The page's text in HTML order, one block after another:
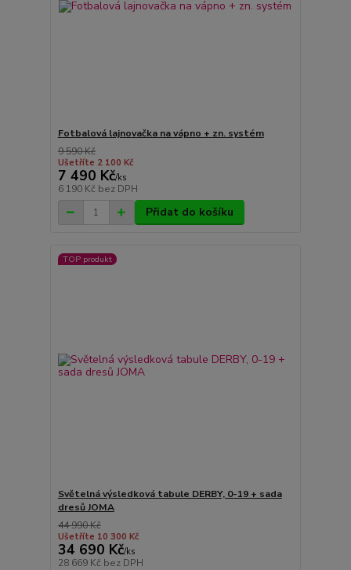
Fotbalová lajnovačka na vápno + zn. systém
9 590 Kč
Ušetříte 2 100 Kč
7 490 Kč/ks
6 190 Kč bez DPH
Přidat do košíku
TOP produkt
Světelná výsledková tabule DERBY, 0-19 + sada
dresů JOMA
44 990 Kč
Ušetříte 10 300 Kč
34 690 Kč/ks
28 669 Kč bez DPH